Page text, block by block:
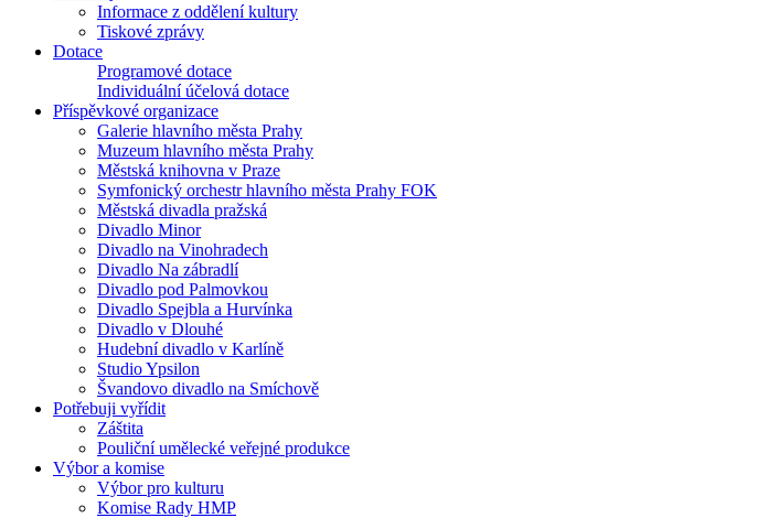
Informace z oddělení kultury
Tiskové zprávy
Dotace
Programové dotace
Individuální účelová dotace
Příspěvkové organizace
Galerie hlavního města Prahy
Muzeum hlavního města Prahy
Městská knihovna v Praze
Symfonický orchestr hlavního města Prahy FOK
Městská divadla pražská
Divadlo Minor
Divadlo na Vinohradech
Divadlo Na zábradlí
Divadlo pod Palmovkou
Divadlo Spejbla a Hurvínka
Divadlo v Dlouhé
Hudební divadlo v Karlíně
Studio Ypsilon
Švandovo divadlo na Smíchově
Potřebuji vyřídit
Záštita
Pouliční umělecké veřejné produkce
Výbor a komise
Výbor pro kulturu
Komise Rady HMP